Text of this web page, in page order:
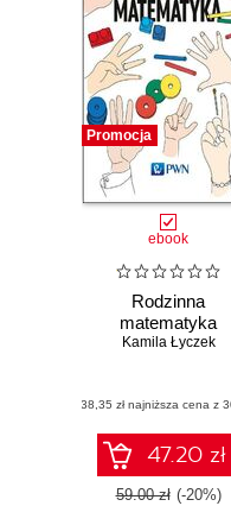
Promocja
ebook
Rodzinna
matematyka
Kamila Łyczek
(38,35 zł najniższa cena z
47.20 zł
59.00 zł (-20%)